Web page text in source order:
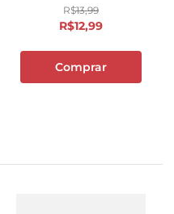
R$13,99
R$12,99
Comprar